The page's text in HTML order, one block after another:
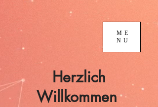
ME
NU
Herzlich
Willkommen